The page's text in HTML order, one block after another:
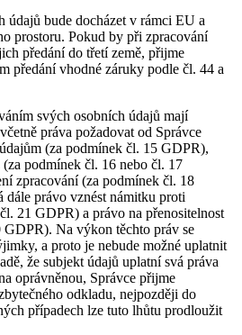
údajů bude docházet v rámci EU a
prostoru. Pokud by při zpracování
předání do třetí země, přijme
předání vhodné záruky podle čl. 44 a
svých osobních údajů mají
práva požadovat od Správce
(za podmínek čl. 15 GDPR),
podmínek čl. 16 nebo čl. 17
zpracování (za podmínek čl. 18
právo vznést námitku proti
21 GDPR) a právo na přenositelnost
Na výkon těchto práv se
a proto je nebude možné uplatnit
že subjekt údajů uplatní svá práva
oprávněnou, Správce přijme
odkladu, nejpozději do
případech lze tuto lhůtu prodloužit